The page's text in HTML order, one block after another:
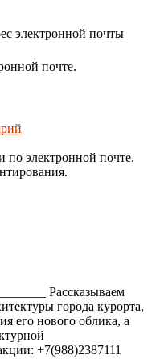
электронной почты
почте.
по электронной почте.
Рассказываем
города курорта,
его нового облика, а
+7(988)2387111